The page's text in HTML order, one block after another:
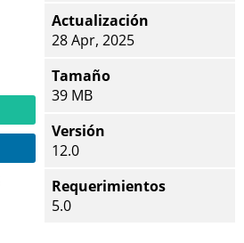
Actualización
28 Apr, 2025
Tamaño
39 MB
Versión
12.0
Requerimientos
5.0